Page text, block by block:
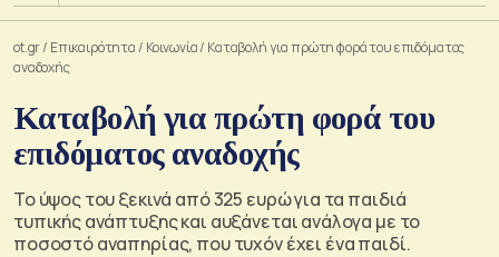
ot.gr/ Επικαιρότητα / Κοινωνία/ Καταβολή για πρώτη φορά του επιδόματος
αναδοχής
Καταβολή για πρώτη φορά του
επιδόματος αναδοχής
Το ύψος του ξεκινά από 325 ευρώ για τα παιδιά
τυπικής ανάπτυξης και αυξάνεται ανάλογα με το
ποσοστό αναπηρίας, που τυχόν έχει ένα παιδί.